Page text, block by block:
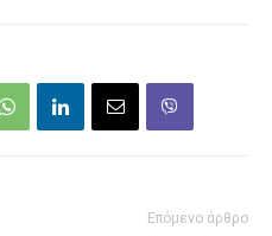
Επόμενο άρθρο